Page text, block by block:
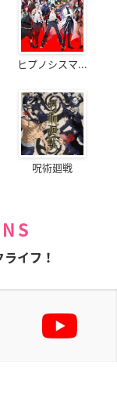
ヒプノシスマ...
呪術廻戦
イフ！